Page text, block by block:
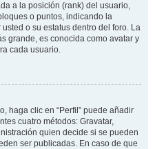
a la posición (rank) del usuario,
o puntos, indicando la
o su estatus dentro del foro. La
grande, es conocida como avatar y
cada usuario.
haga clic en “Perfil” puede añadir
cuatro métodos: Gravatar,
quien decide si se pueden
ser publicadas. En caso de que